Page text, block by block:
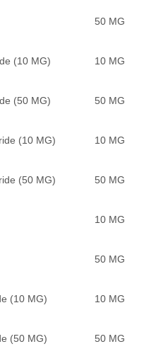
50 MG
(10 MG) 10 MG
(50 MG) 50 MG
(10 MG) 10 MG
(50 MG) 50 MG
10 MG
50 MG
(10 MG) 10 MG
(50 MG) 50 MG